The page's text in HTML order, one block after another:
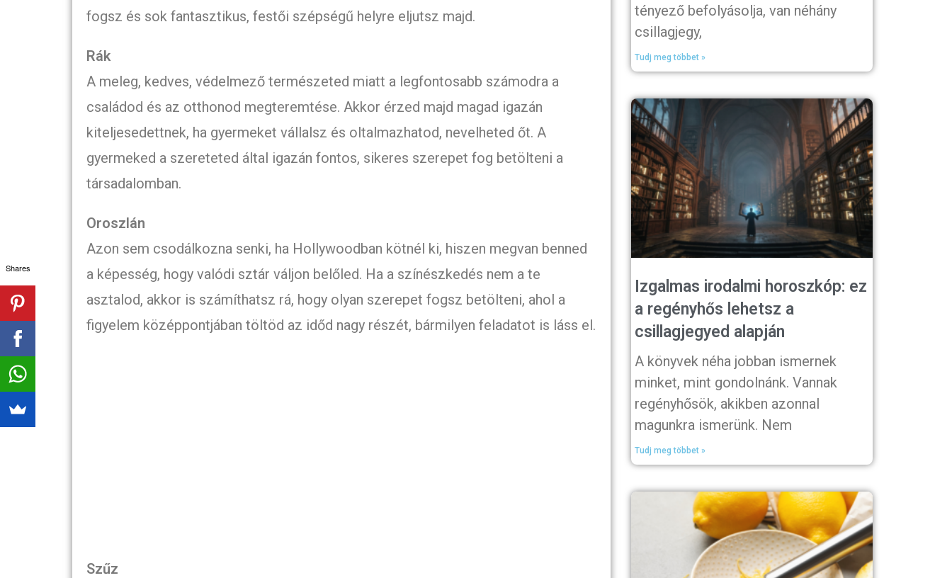
fogsz és sok fantasztikus, festői szépségű helyre eljutsz majd.
Rák
A meleg, kedves, védelmező természeted miatt a legfontosabb számodra a
családod és az otthonod megteremtése. Akkor érzed majd magad igazán
kiteljesedettnek, ha gyermeket vállalsz és oltalmazhatod, nevelheted őt. A
gyermeked a szereteted által igazán fontos, sikeres szerepet fog betölteni a
társadalomban.
Oroszlán
Azon sem csodálkozna senki, ha Hollywoodban kötnél ki, hiszen megvan benned
a képesség, hogy valódi sztár váljon belőled. Ha a színészkedés nem a te
asztalod, akkor is számíthatsz rá, hogy olyan szerepet fogsz betölteni, ahol a
figyelem középpontjában töltöd az időd nagy részét, bármilyen feladatot is láss el.
Szűz
tényező befolyásolja, van néhány
csillagjegy,
Tudj meg többet »
Izgalmas irodalmi horoszkóp: ez
a regényhős lehetsz a
csillagjegyed alapján
A könyvek néha jobban ismernek
minket, mint gondolnánk. Vannak
regényhősök, akikben azonnal
magunkra ismerünk. Nem
Tudj meg többet »
Shares